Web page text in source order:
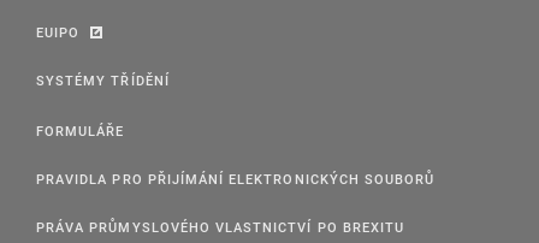
EUIPO
SYSTÉMY TŘÍDĚNÍ
FORMULÁŘE
PRAVIDLA PRO PŘIJÍMÁNÍ ELEKTRONICKÝCH SOUBORŮ
PRÁVA PRŮMYSLOVÉHO VLASTNICTVÍ PO BREXITU